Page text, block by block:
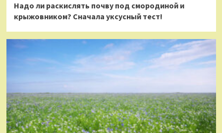
Надо ли раскислять почву под смородиной и
крыжовником? Сначала уксусный тест!